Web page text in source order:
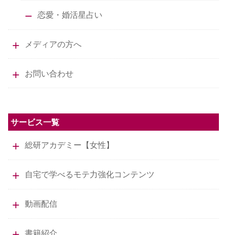
恋愛・婚活星占い
メディアの方へ
お問い合わせ
サービス一覧
総研アカデミー【女性】
自宅で学べるモテ力強化コンテンツ
動画配信
書籍紹介